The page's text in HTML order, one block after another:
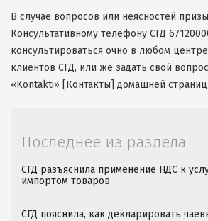
В случае вопросов или неясностей
Консультативному телефону СГД
консультироваться очно в любом
клиентов СГД, или же задать свой
«Kontakti» [Контакты] домашней
Последнее из раздела
СГД разъяснила применение НДС к
импортом товаров
СГД пояснила, как декларировать